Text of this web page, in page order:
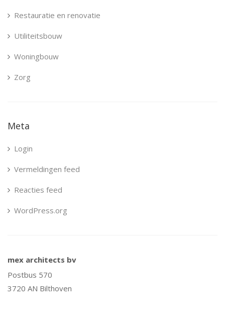
Restauratie en renovatie
Utiliteitsbouw
Woningbouw
Zorg
Meta
Login
Vermeldingen feed
Reacties feed
WordPress.org
mex architects bv
Postbus 570
3720 AN Bilthoven